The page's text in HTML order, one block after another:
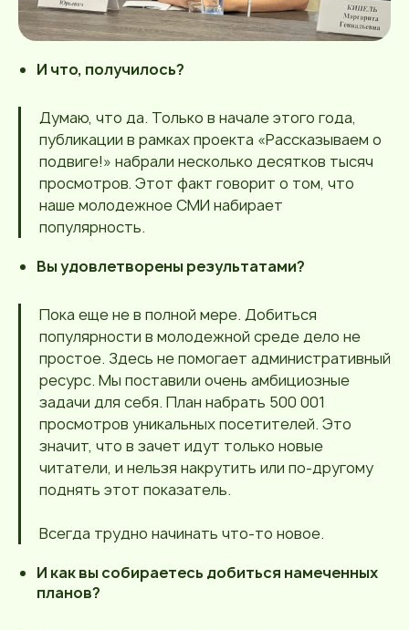
И что, получилось?
Думаю, что да. Только в начале этого года,
публикации в рамках проекта «Рассказываем о
подвиге!» набрали несколько десятков тысяч
просмотров. Этот факт говорит о том, что
наше молодежное СМИ набирает
популярность.
Вы удовлетворены результатами?
Пока еще не в полной мере. Добиться
популярности в молодежной среде дело не
простое. Здесь не помогает административный
ресурс. Мы поставили очень амбициозные
задачи для себя. План набрать 500 001
просмотров уникальных посетителей. Это
значит, что в зачет идут только новые
читатели, и нельзя накрутить или по-другому
поднять этот показатель.
Всегда трудно начинать что-то новое.
И как вы собираетесь добиться намеченных
планов?